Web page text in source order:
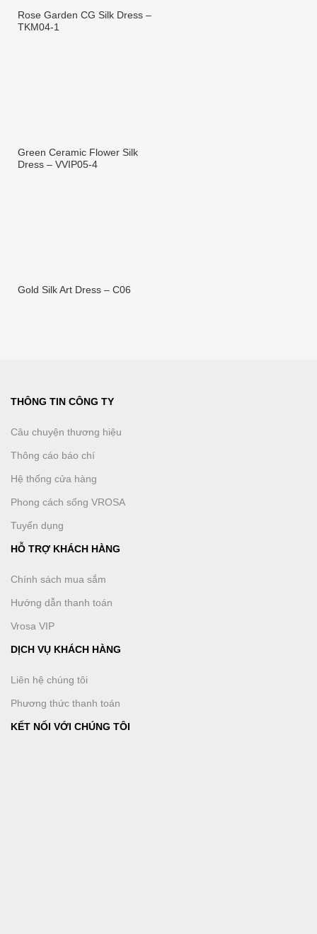
Rose Garden CG Silk Dress –
TKM04-1
Green Ceramic Flower Silk
Dress – VVIP05-4
Gold Silk Art Dress – C06
THÔNG TIN CÔNG TY
Câu chuyện thương hiệu
Thông cáo báo chí
Hệ thống cửa hàng
Phong cách sống VROSA
Tuyển dụng
HỖ TRỢ KHÁCH HÀNG
Chính sách mua sắm
Hướng dẫn thanh toán
Vrosa VIP
DỊCH VỤ KHÁCH HÀNG
Liên hệ chúng tôi
Phương thức thanh toán
KẾT NỐI VỚI CHÚNG TÔI